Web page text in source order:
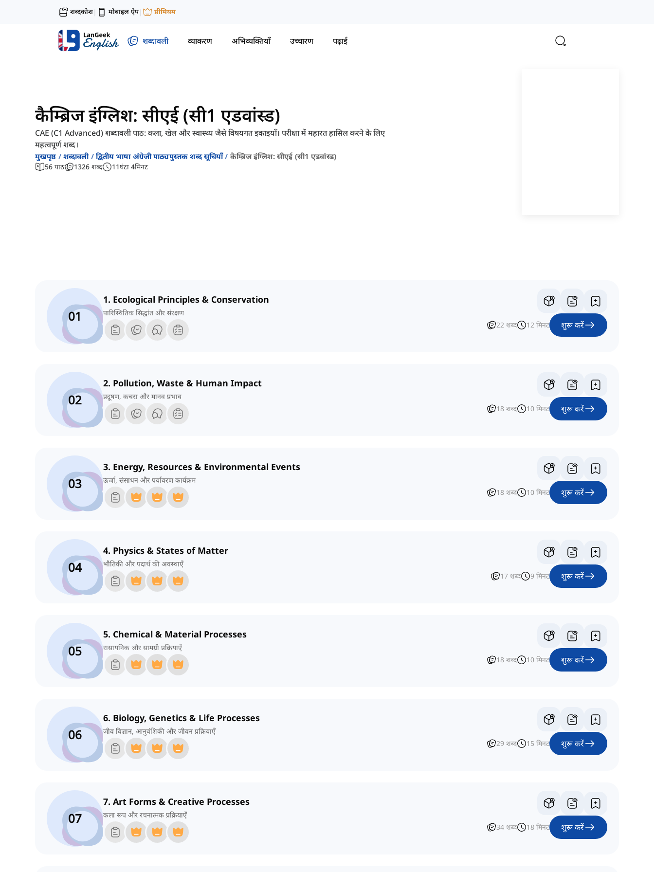
शब्दकोश| मोबाइल ऐप| प्रीमियम
शब्दावली व्याकरण अभिव्यक्तियाँ उच्चारण पढ़ाई
कैम्ब्रिज इंग्लिश: सीएई (सी1 एडवांस्ड)
CAE (C1 Advanced) शब्दावली पाठ: कला, खेल और स्वास्थ्य जैसे विषयगत इकाइयाँ। परीक्षा में महारत हासिल करने के लिए
महत्वपूर्ण शब्द।
मुखपृष्ठ शब्दावली द्वितीय भाषा अंग्रेजी पाठ्यपुस्तक शब्द सूचियाँ कैम्ब्रिज इंग्लिश: सीएई (सी1 एडवांस्ड)
56 पाठ 1326 शब्द 11घंटा 4मिनट
01
1. Ecological Principles & Conservation
पारिस्थितिक सिद्धांत और संरक्षण
22 शब्द 12 मिनट शुरू करें
02
2. Pollution, Waste & Human Impact
प्रदूषण, कचरा और मानव प्रभाव
18 शब्द 10 मिनट शुरू करें
03
3. Energy, Resources & Environmental Events
ऊर्जा, संसाधन और पर्यावरण कार्यक्रम
18 शब्द 10 मिनट शुरू करें
04
4. Physics & States of Matter
भौतिकी और पदार्थ की अवस्थाएँ
17 शब्द 9 मिनट शुरू करें
05
5. Chemical & Material Processes
रासायनिक और सामग्री प्रक्रियाएँ
18 शब्द 10 मिनट शुरू करें
06
6. Biology, Genetics & Life Processes
जीव विज्ञान, आनुवंशिकी और जीवन प्रक्रियाएँ
29 शब्द 15 मिनट शुरू करें
07
7. Art Forms & Creative Processes
कला रूप और रचनात्मक प्रक्रियाएँ
34 शब्द 18 मिनट शुरू करें